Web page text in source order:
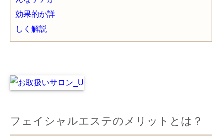
フェイシャルエステのメリットとは？